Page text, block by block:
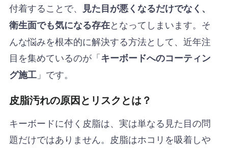
付着することで、
見た目が悪くなるだけでなく、
衛生面でも気になる存在となってしまいます。そ
んな悩みを根本的に解決する方法として、近年注
目を集めているのが「キーボードへのコーティン
グ施工」です。
皮脂汚れの原因とリスクとは？
キーボードに付く皮脂は、実は単なる見た目の問
題だけではありません。皮脂はホコリを吸着しや